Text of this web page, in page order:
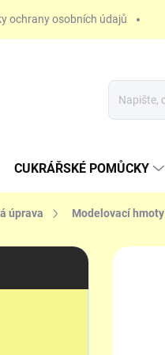
ochrany osobních údajů
CUKRÁŘSKÉ POMŮCKY
úprava Modelovací hmoty